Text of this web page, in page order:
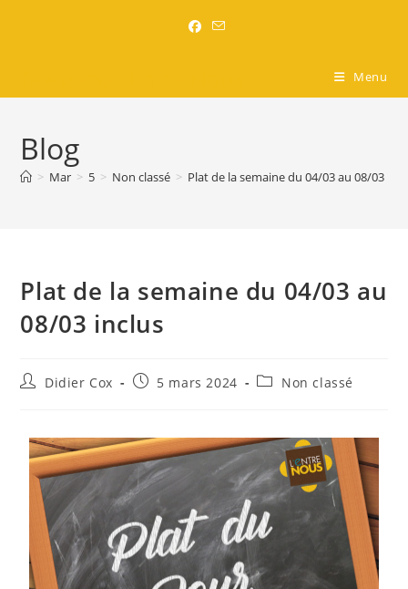
Menu
Blog
> Mar > 5 > Non classé > Plat de la semaine du 04/03 au 08/03
Plat de la semaine du 04/03 au
08/03 inclus
Didier Cox 5 mars 2024 Non classé